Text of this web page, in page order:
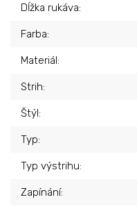
Dĺžka rukáva:
Farba:
Materiál:
Strih:
Štýl:
Typ:
Typ výstrihu:
Zapínání: